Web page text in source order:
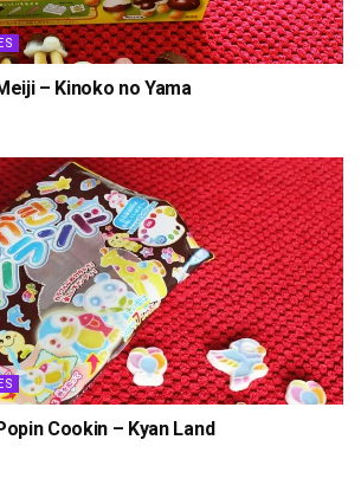
– Kinoko no Yama
Cookin – Kyan Land